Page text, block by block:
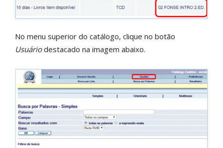
No menu superior do catálogo, clique no botão
Usuáriodestacado na imagem abaixo.